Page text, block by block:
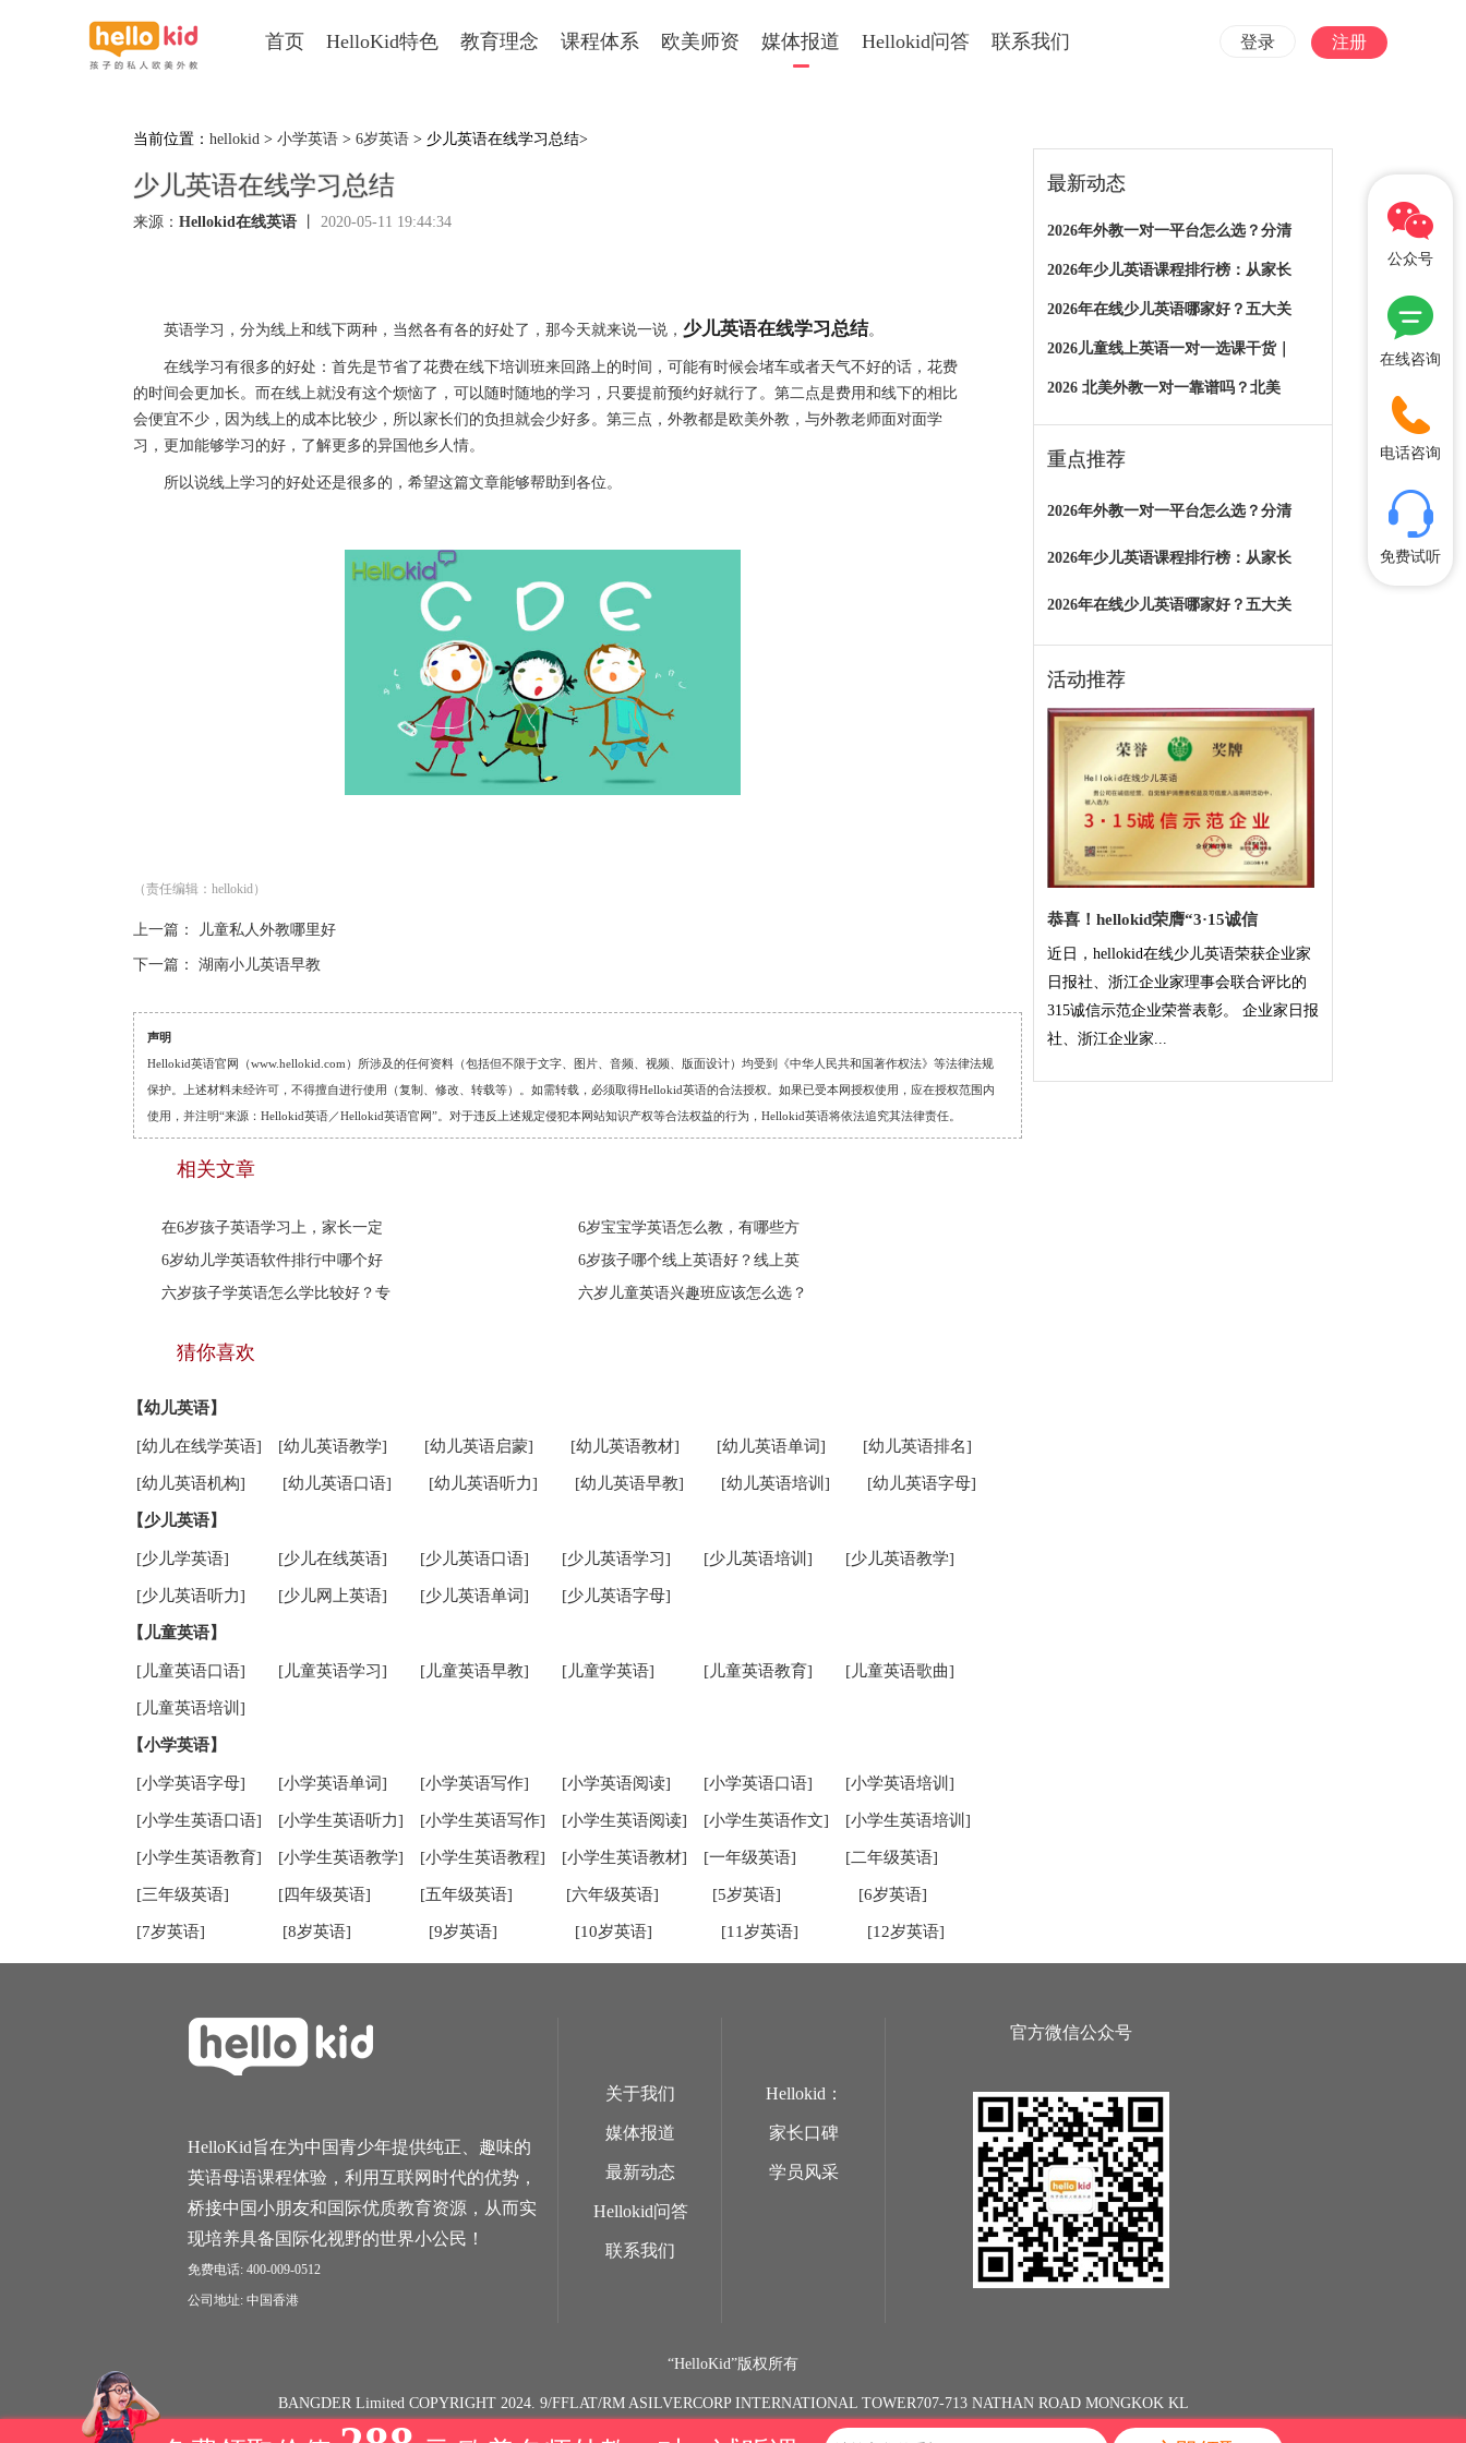
首页 HelloKid特色 教育理念 课程体系 欧美师资 媒体报道 Hellokid问答 联系我们 登录 注册
当前位置： hellokid > 小学英语 > 6岁英语 > 少儿英语在线学习总结>
少儿英语在线学习总结
来源： Hellokid在线英语 2020-05-11 19:44:34
英语学习，分为线上和线下两种，当然各有各的好处了，那今天就来说一说， 少儿英语在线学习总结。
在线学习有很多的好处：首先是节省了花费在线下培训班来回路上的时间，可能有时候会堵车或者天气不好的话，花费
的时间会更加长。而在线上就没有这个烦恼了，可以随时随地的学习，只要提前预约好就行了。第二点是费用和线下的相比
会便宜不少，因为线上的成本比较少，所以家长们的负担就会少好多。第三点，外教都是欧美外教，与外教老师面对面学
习，更加能够学习的好，了解更多的异国他乡人情。
所以说线上学习的好处还是很多的，希望这篇文章能够帮助到各位。
（责任编辑：hellokid）
上一篇： 儿童私人外教哪里好
下一篇： 湖南小儿英语早教
声明
Hellokid英语官网（www.hellokid.com）所涉及的任何资料（包括但不限于文字、图片、音频、视频、版面设计）均受到《中华人民共和国著作权法》等法律法规
保护。上述材料未经许可，不得擅自进行使用（复制、修改、转载等）。如需转载，必须取得Hellokid英语的合法授权。如果已受本网授权使用，应在授权范围内
使用，并注明“来源：Hellokid英语／Hellokid英语官网”。对于违反上述规定侵犯本网站知识产权等合法权益的行为，Hellokid英语将依法追究其法律责任。
相关文章
在6岁孩子英语学习上，家长一定
6岁宝宝学英语怎么教，有哪些方
6岁幼儿学英语软件排行中哪个好
6岁孩子哪个线上英语好？线上英
六岁孩子学英语怎么学比较好？专
六岁儿童英语兴趣班应该怎么选？
猜你喜欢
【幼儿英语】
[幼儿在线学英语] [幼儿英语教学] [幼儿英语启蒙] [幼儿英语教材] [幼儿英语单词] [幼儿英语排名]
[幼儿英语机构] [幼儿英语口语] [幼儿英语听力] [幼儿英语早教] [幼儿英语培训] [幼儿英语字母]
【少儿英语】
[少儿学英语] [少儿在线英语] [少儿英语口语] [少儿英语学习] [少儿英语培训] [少儿英语教学]
[少儿英语听力] [少儿网上英语] [少儿英语单词] [少儿英语字母]
【儿童英语】
[儿童英语口语] [儿童英语学习] [儿童英语早教] [儿童学英语] [儿童英语教育] [儿童英语歌曲]
[儿童英语培训]
【小学英语】
[小学英语字母] [小学英语单词] [小学英语写作] [小学英语阅读] [小学英语口语] [小学英语培训]
[小学生英语口语] [小学生英语听力] [小学生英语写作] [小学生英语阅读] [小学生英语作文] [小学生英语培训]
[小学生英语教育] [小学生英语教学] [小学生英语教程] [小学生英语教材] [一年级英语] [二年级英语]
[三年级英语] [四年级英语] [五年级英语] [六年级英语] [5岁英语] [6岁英语]
[7岁英语] [8岁英语] [9岁英语] [10岁英语] [11岁英语] [12岁英语]
最新动态
2026年外教一对一平台怎么选？分清
2026年少儿英语课程排行榜：从家长
2026年在线少儿英语哪家好？五大关
2026儿童线上英语一对一选课干货｜
2026 北美外教一对一靠谱吗？北美
重点推荐
2026年外教一对一平台怎么选？分清
2026年少儿英语课程排行榜：从家长
2026年在线少儿英语哪家好？五大关
活动推荐
恭喜！hellokid荣膺“3·15诚信
近日，hellokid在线少儿英语荣获企业家
日报社、浙江企业家理事会联合评比的
315诚信示范企业荣誉表彰。 企业家日报
社、浙江企业家...
公众号
在线咨询
电话咨询
免费试听
HelloKid旨在为中国青少年提供纯正、趣味的
英语母语课程体验，利用互联网时代的优势，
桥接中国小朋友和国际优质教育资源，从而实
现培养具备国际化视野的世界小公民！
免费电话: 400-009-0512
公司地址: 中国香港
关于我们
媒体报道
最新动态
Hellokid问答
联系我们
Hellokid：
家长口碑
学员风采
官方微信公众号
“HelloKid”版权所有
BANGDER Limited COPYRIGHT 2024. 9/FFLAT/RM ASILVERCORP INTERNATIONAL TOWER707-713 NATHAN ROAD MONGKOK KL